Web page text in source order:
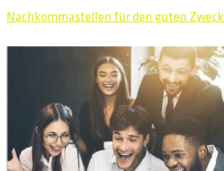
Nachkommastellen für den guten Zweck